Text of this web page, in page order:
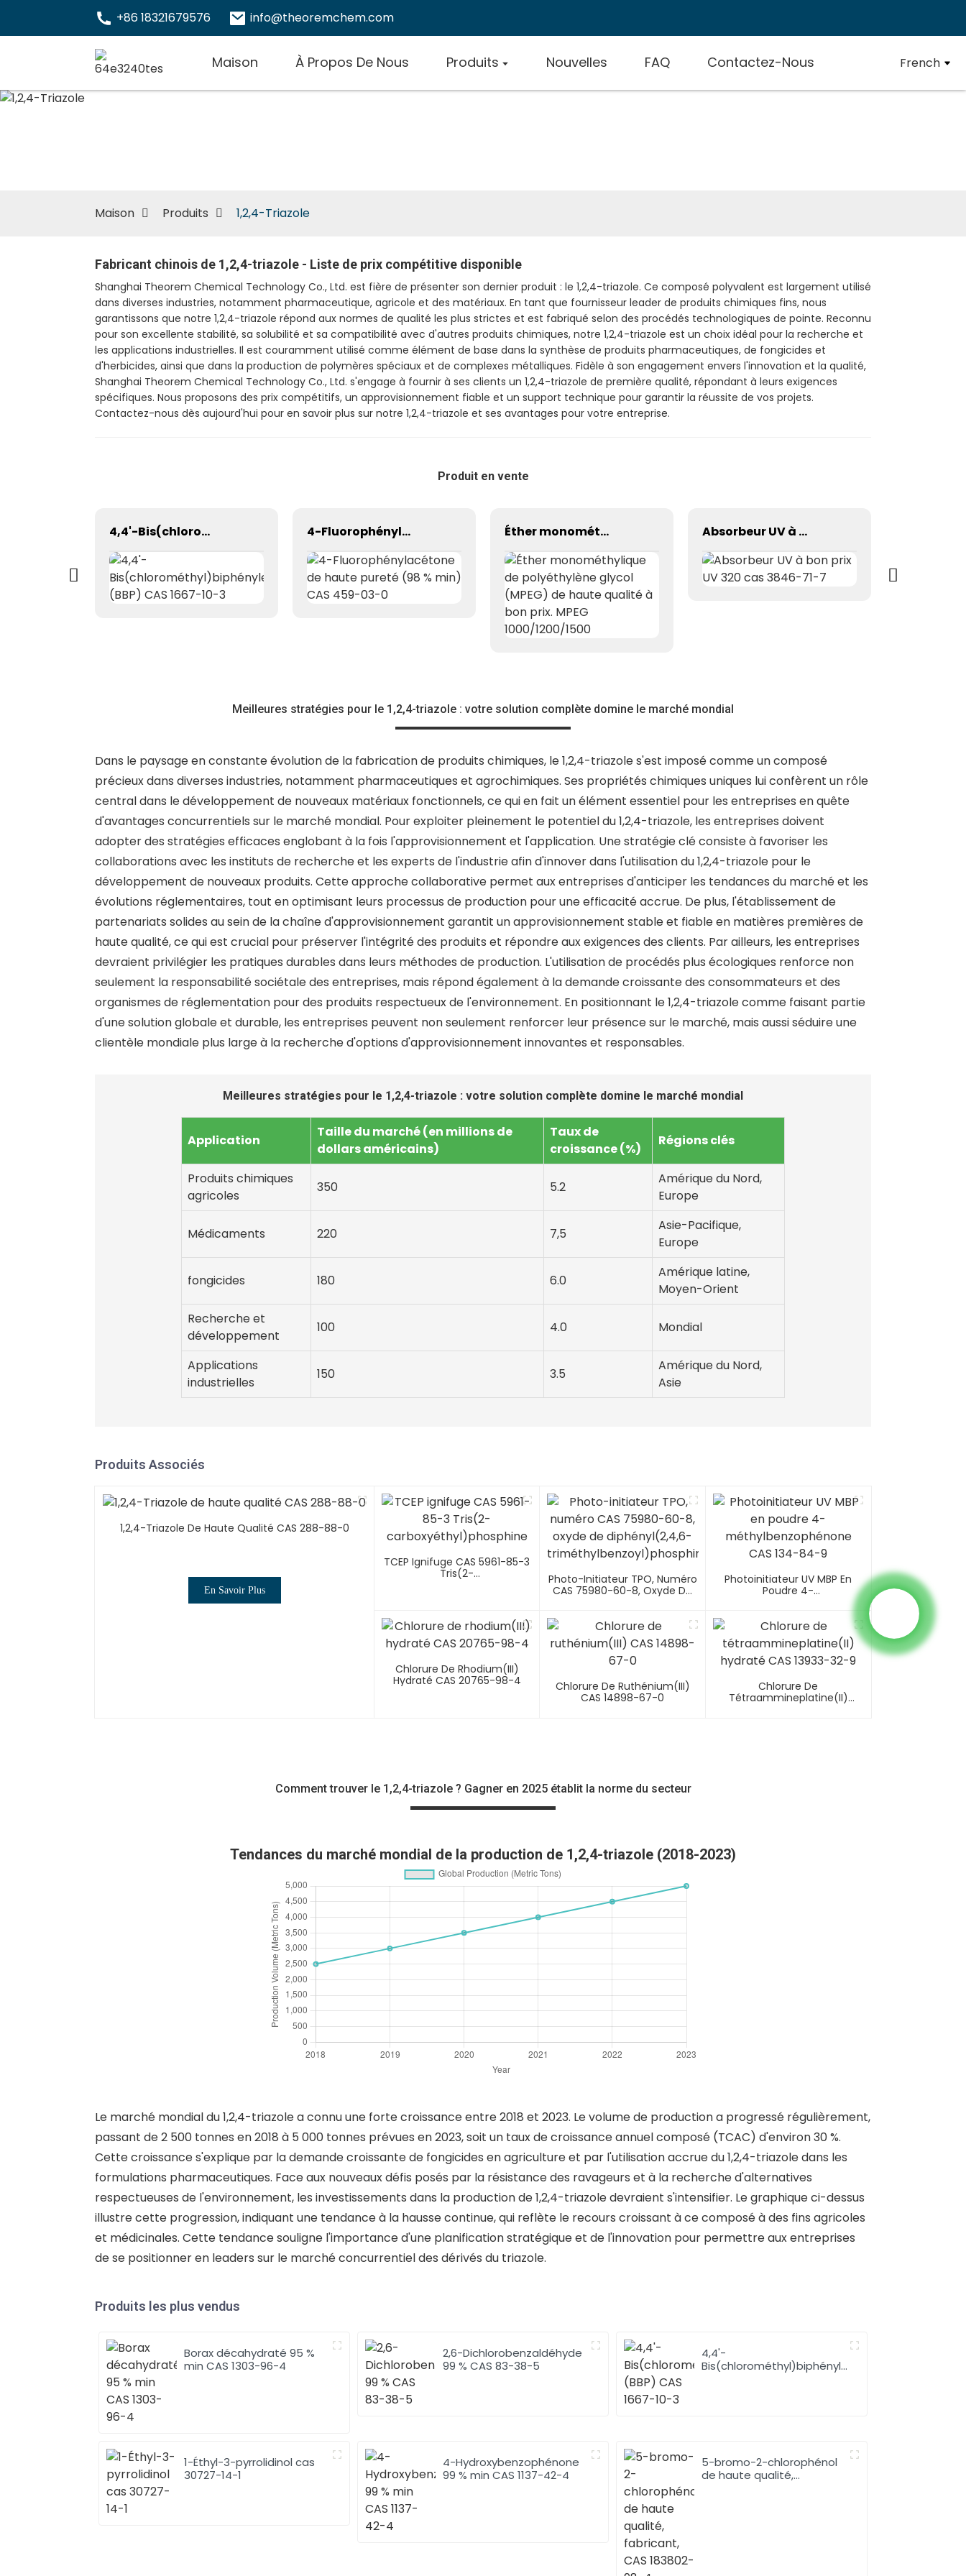
+86 18321679576 info@theoremchem.com
Maison À Propos De Nous Produits Nouvelles FAQ Contactez-Nous French
Maison Produits 1,2,4-Triazole
Fabricant chinois de 1,2,4-triazole - Liste de prix compétitive disponible
Shanghai Theorem Chemical Technology Co., Ltd. est fière de présenter son dernier produit : le 1,2,4-triazole. Ce composé polyvalent est largement utilisé
dans diverses industries, notamment pharmaceutique, agricole et des matériaux. En tant que fournisseur leader de produits chimiques fins, nous
garantissons que notre 1,2,4-triazole répond aux normes de qualité les plus strictes et est fabriqué selon des procédés technologiques de pointe. Reconnu
pour son excellente stabilité, sa solubilité et sa compatibilité avec d'autres produits chimiques, notre 1,2,4-triazole est un choix idéal pour la recherche et
les applications industrielles. Il est couramment utilisé comme élément de base dans la synthèse de produits pharmaceutiques, de fongicides et
d'herbicides, ainsi que dans la production de polymères spéciaux et de complexes métalliques. Fidèle à son engagement envers l'innovation et la qualité,
Shanghai Theorem Chemical Technology Co., Ltd. s'engage à fournir à ses clients un 1,2,4-triazole de première qualité, répondant à leurs exigences
spécifiques. Nous proposons des prix compétitifs, un approvisionnement fiable et un support technique pour garantir la réussite de vos projets.
Contactez-nous dès aujourd'hui pour en savoir plus sur notre 1,2,4-triazole et ses avantages pour votre entreprise.
Produit en vente
4,4'-Bis(chlorométhyl)biphényle (BBP) CAS 1667-10-3 4-Fluorophénylacétone de haute pureté (98 % min) CAS 459-03-0 Éther monométhylique de polyéthylène glycol (MPEG) de haute qualité à bon prix. MPEG 1000/1200/1500 Absorbeur UV à bon prix UV 320 cas 3846-71-7
Meilleures stratégies pour le 1,2,4-triazole : votre solution complète domine le marché mondial
Dans le paysage en constante évolution de la fabrication de produits chimiques, le 1,2,4-triazole s'est imposé comme un composé
précieux dans diverses industries, notamment pharmaceutiques et agrochimiques. Ses propriétés chimiques uniques lui confèrent un rôle
central dans le développement de nouveaux matériaux fonctionnels, ce qui en fait un élément essentiel pour les entreprises en quête
d'avantages concurrentiels sur le marché mondial. Pour exploiter pleinement le potentiel du 1,2,4-triazole, les entreprises doivent
adopter des stratégies efficaces englobant à la fois l'approvisionnement et l'application. Une stratégie clé consiste à favoriser les
collaborations avec les instituts de recherche et les experts de l'industrie afin d'innover dans l'utilisation du 1,2,4-triazole pour le
développement de nouveaux produits. Cette approche collaborative permet aux entreprises d'anticiper les tendances du marché et les
évolutions réglementaires, tout en optimisant leurs processus de production pour une efficacité accrue. De plus, l'établissement de
partenariats solides au sein de la chaîne d'approvisionnement garantit un approvisionnement stable et fiable en matières premières de
haute qualité, ce qui est crucial pour préserver l'intégrité des produits et répondre aux exigences des clients. Par ailleurs, les entreprises
devraient privilégier les pratiques durables dans leurs méthodes de production. L'utilisation de procédés plus écologiques renforce non
seulement la responsabilité sociétale des entreprises, mais répond également à la demande croissante des consommateurs et des
organismes de réglementation pour des produits respectueux de l'environnement. En positionnant le 1,2,4-triazole comme faisant partie
d'une solution globale et durable, les entreprises peuvent non seulement renforcer leur présence sur le marché, mais aussi séduire une
clientèle mondiale plus large à la recherche d'options d'approvisionnement innovantes et responsables.
Meilleures stratégies pour le 1,2,4-triazole : votre solution complète domine le marché mondial
Application
Taille du marché (en millions de
dollars américains)
Taux de
croissance (%)
Régions clés
Produits chimiques
agricoles
350 5.2
Amérique du Nord,
Europe
Médicaments 220 7,5
Asie-Pacifique,
Europe
fongicides 180 6.0
Amérique latine,
Moyen-Orient
Recherche et
développement
100 4.0 Mondial
Applications
industrielles
150 3.5
Amérique du Nord,
Asie
Produits Associés
1,2,4-Triazole De Haute Qualité CAS 288-88-0
En Savoir Plus
TCEP Ignifuge CAS 5961-85-3
Tris(2-
Photo-Initiateur TPO, Numéro
CAS 75980-60-8, Oxyde De
Photoinitiateur UV MBP En
Poudre 4-
Méthylbenzophénone CAS
Chlorure De Rhodium(III)
Hydraté CAS 20765-98-4
Chlorure De Ruthénium(III)
CAS 14898-67-0
Chlorure De
Tétraammineplatine(II)
Comment trouver le 1,2,4-triazole ? Gagner en 2025 établit la norme du secteur
Tendances du marché mondial de la production de 1,2,4-triazole (2018-2023)
Le marché mondial du 1,2,4-triazole a connu une forte croissance entre 2018 et 2023. Le volume de production a progressé régulièrement,
passant de 2 500 tonnes en 2018 à 5 000 tonnes prévues en 2023, soit un taux de croissance annuel composé (TCAC) d'environ 30 %.
Cette croissance s'explique par la demande croissante de fongicides en agriculture et par l'utilisation accrue du 1,2,4-triazole dans les
formulations pharmaceutiques. Face aux nouveaux défis posés par la résistance des ravageurs et à la recherche d'alternatives
respectueuses de l'environnement, les investissements dans la production de 1,2,4-triazole devraient s'intensifier. Le graphique ci-dessus
illustre cette progression, indiquant une tendance à la hausse continue, qui reflète le recours croissant à ce composé à des fins agricoles
et médicinales. Cette tendance souligne l'importance d'une planification stratégique et de l'innovation pour permettre aux entreprises
de se positionner en leaders sur le marché concurrentiel des dérivés du triazole.
Produits les plus vendus
Borax décahydraté 95 %
min CAS 1303-96-4
2,6-Dichlorobenzaldéhyde
99 % CAS 83-38-5
4,4'-
Bis(chlorométhyl)biphényle
1-Éthyl-3-pyrrolidinol cas
30727-14-1
4-Hydroxybenzophénone
99 % min CAS 1137-42-4
5-bromo-2-chlorophénol
de haute qualité,